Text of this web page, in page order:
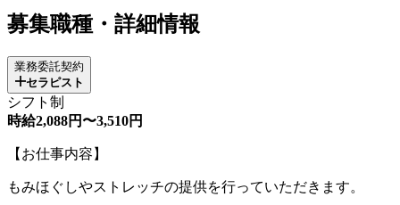
募集職種・詳細情報
業務委託契約
セラピスト
シフト制
時給2,088円〜3,510円
【お仕事内容】
もみほぐしやストレッチの提供を行っていただきます。